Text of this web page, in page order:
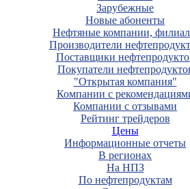
Зарубежные
Новые абоненты
Нефтяные компании,
Производители
Поставщики
Покупатели
"Открытая компания"
Компании с
Компании с отзывами
Рейтинг трейдеров
Цены
Информационные отчеты
В регионах
На НПЗ
По нефтепродуктам